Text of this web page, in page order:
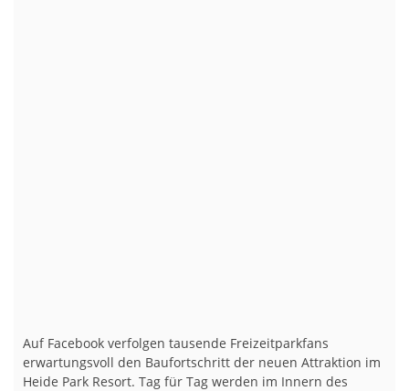
Auf Facebook verfolgen tausende Freizeitparkfans
erwartungsvoll den Baufortschritt der neuen Attraktion im
Heide Park Resort. Tag für Tag werden im Innern des